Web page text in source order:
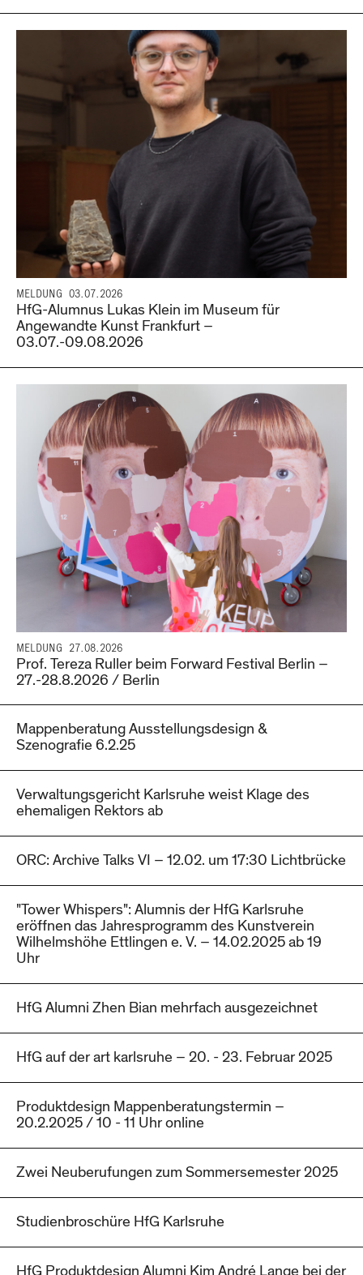
MELDUNG 03.07.2026
HfG-Alumnus Lukas Klein im Museum für
Angewandte Kunst Frankfurt –
03.07.-09.08.2026
MELDUNG 27.08.2026
Prof. Tereza Ruller beim Forward Festival Berlin –
27.-28.8.2026 / Berlin
Mappenberatung Ausstellungsdesign &
Szenografie 6.2.25
Verwaltungsgericht Karlsruhe weist Klage des
ehemaligen Rektors ab
ORC: Archive Talks VI – 12.02. um 17:30 Lichtbrücke
"Tower Whispers": Alumnis der HfG Karlsruhe
eröffnen das Jahresprogramm des Kunstverein
Wilhelmshöhe Ettlingen e. V. – 14.02.2025 ab 19
Uhr
HfG Alumni Zhen Bian mehrfach ausgezeichnet
HfG auf der art karlsruhe – 20. - 23. Februar 2025
Produktdesign Mappenberatungstermin –
20.2.2025 / 10 - 11 Uhr online
Zwei Neuberufungen zum Sommersemester 2025
Studienbroschüre HfG Karlsruhe